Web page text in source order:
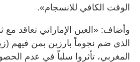
الوقت الكافي للانسجام».
وأضاف: «العين الإماراتي تعاقد مع
الذي ضم نجوماً بارزين بمن فيهم
المغربي، تأثروا سلباً في عدم